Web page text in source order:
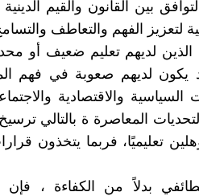
بين القانون والقيم الدينية
لتعزيز الفهم والتعاطف
الذين لديهم تعليم ضعيف أو
يكون لديهم صعوبة في فهم
السياسية والاقتصادية
المعاصرة ة بالتالي
تعليميًا، فربما يتخذون
بدلاً من الكفاءة ،